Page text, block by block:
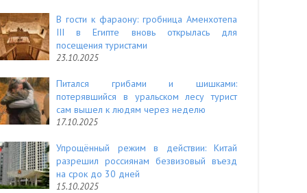
В гости к фараону: гробница Аменхотепа
III в Египте вновь открылась для
посещения туристами
23.10.2025
Питался грибами и шишками:
потерявшийся в уральском лесу турист
сам вышел к людям через неделю
17.10.2025
Упрощённый режим в действии: Китай
разрешил россиянам безвизовый въезд
на срок до 30 дней
15.10.2025